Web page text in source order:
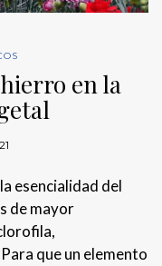
en la
esencialidad del
de mayor
que un elemento